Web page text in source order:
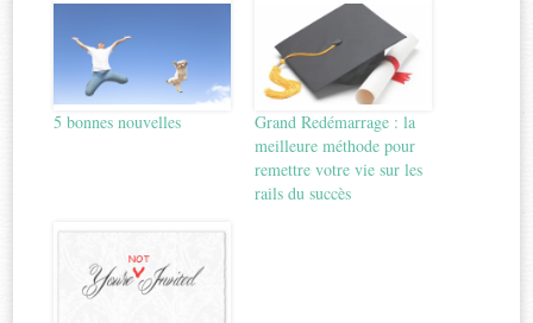
5 bonnes nouvelles
Grand Redémarrage : la
meilleure méthode pour
remettre votre vie sur les
rails du succès